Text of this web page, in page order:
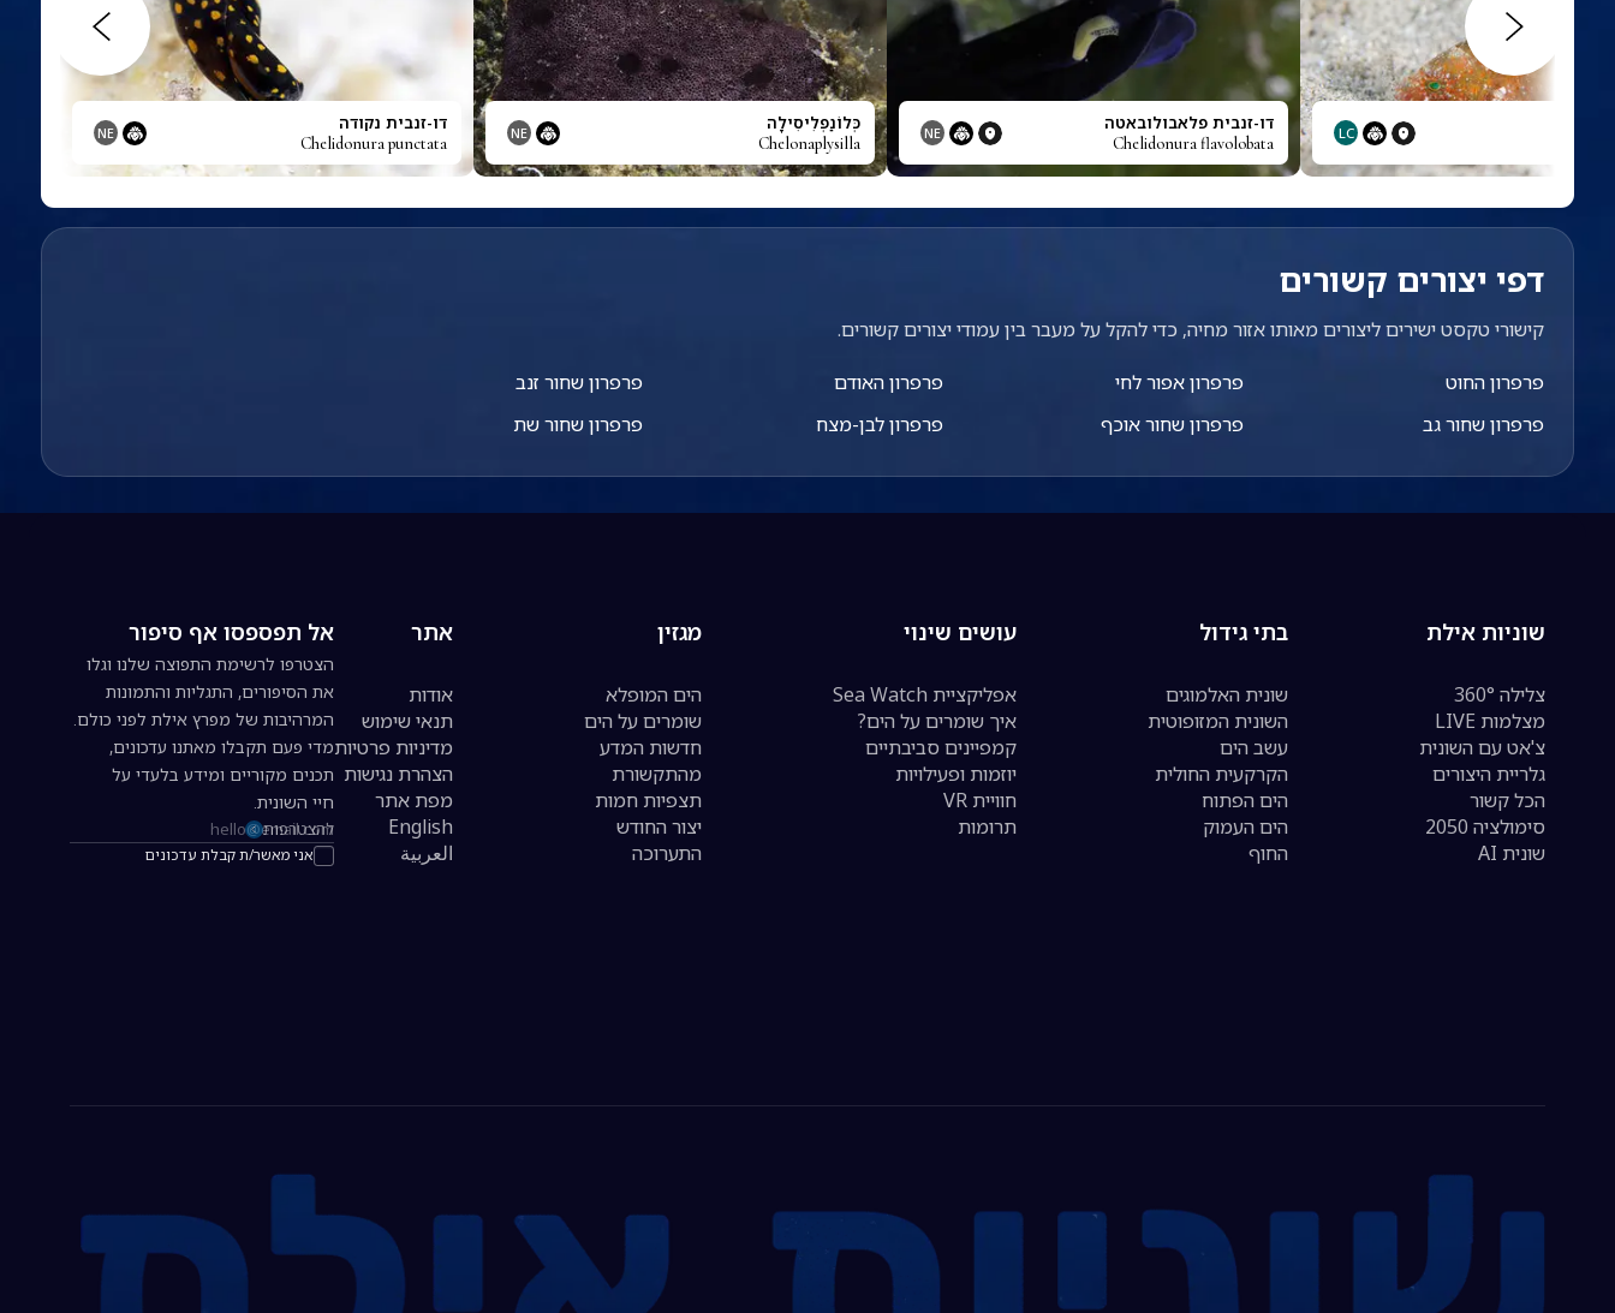
LC דו-זנבית פלאבולובאטה
Chelidonura flavolobata
NE כְּלוֹנַפְלִיסִילָה
Chelonaplysilla
NE דו-זנבית נקודה
Chelidonura punctata
NE
דפי יצורים קשורים
קישורי טקסט ישירים ליצורים מאותו אזור מחיה, כדי להקל על מעבר בין עמודי יצורים קשורים.
פרפרון החוט
פרפרון שחור גב
פרפרון אפור לחי
פרפרון שחור אוכף
פרפרון האודם
פרפרון לבן-מצח
פרפרון שחור זנב
פרפרון שחור שת
שוניות אילת
צלילה 360°
מצלמות LIVE
צ'אט עם השונית
גלריית היצורים
הכל קשור
סימולציה 2050
שונית AI
בתי גידול
שונית האלמוגים
השונית המזופוטית
עשב הים
הקרקעית החולית
הים הפתוח
הים העמוק
החוף
עושים שינוי
אפליקציית Sea Watch
איך שומרים על הים?
קמפיינים סביבתיים
יוזמות ופעילויות
חוויית VR
תרומות
מגזין
הים המופלא
שומרים על הים
חדשות המדע
מהתקשורת
תצפיות חמות
יצור החודש
התערוכה
אתר
אודות
תנאי שימוש
מדיניות פרטיות
הצהרת נגישות
מפת אתר
English
العربية
אל תפספסו אף סיפור
הצטרפו לרשימת התפוצה שלנו וגלו
את הסיפורים, התגליות והתמונות
המרהיבות של מפרץ אילת לפני כולם.
מדי פעם תקבלו מאתנו עדכונים,
תכנים מקוריים ומידע בלעדי על
חיי השונית.
כתובת אימייל להרשמה לניוזלטר
אני מאשר/ת קבלת עדכונים
להצטרפות